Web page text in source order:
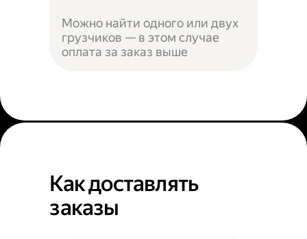
Можно найти одного или двух
грузчиков — в этом случае
оплата за заказ выше
Как доставлять
заказы